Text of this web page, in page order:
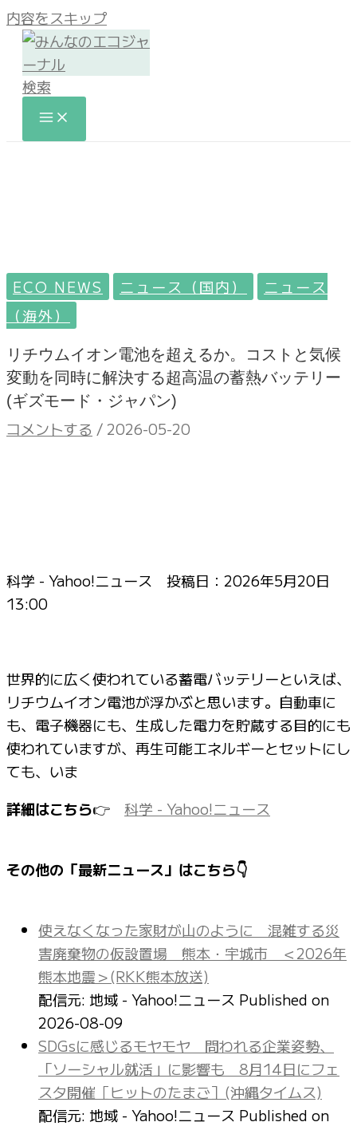
内容をスキップ
検索
ECO NEWS ニュース（国内）
ニュース
（海外）
リチウムイオン電池を超えるか。コストと気候
変動を同時に解決する超高温の蓄熱バッテリー
(ギズモード・ジャパン)
コメントする / 2026-05-20
科学 - Yahoo!ニュース 投稿日： 2026年5月20日
13:00
世界的に広く使われている蓄電バッテリーといえば、
リチウムイオン電池が浮かぶと思います。自動車に
も、電子機器にも、生成した電力を貯蔵する目的にも
使われていますが、再生可能エネルギーとセットにし
ても、いま
詳細はこちら👉 科学 - Yahoo!ニュース
その他の「最新ニュース」はこちら👇
使えなくなった家財が山のように 混雑する災
害廃棄物の仮設置場 熊本・宇城市 ＜2026年
熊本地震＞(RKK熊本放送)
配信元: 地域 - Yahoo!ニュース Published on
2026-08-09
SDGsに感じるモヤモヤ 問われる企業姿勢、
「ソーシャル就活」に影響も 8月14日にフェ
スタ開催［ヒットのたまご］(沖縄タイムス)
配信元: 地域 - Yahoo!ニュース Published on